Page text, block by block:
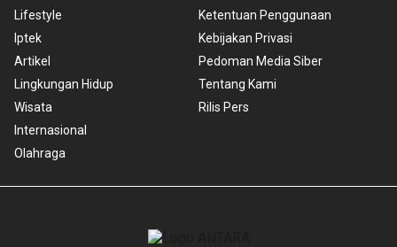
Lifestyle
Iptek
Artikel
Lingkungan Hidup
Wisata
Internasional
Olahraga
Ketentuan Penggunaan
Kebijakan Privasi
Pedoman Media Siber
Tentang Kami
Rilis Pers